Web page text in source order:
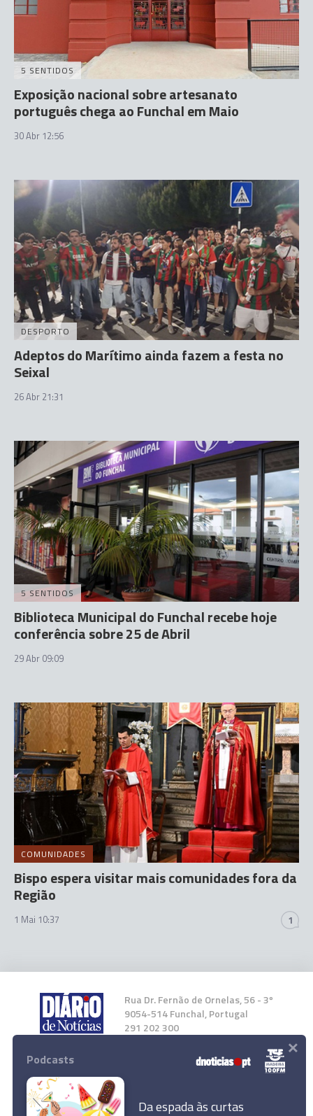
5 SENTIDOS
Exposição nacional sobre artesanato
português chega ao Funchal em Maio
30 Abr 12:56
DESPORTO
Adeptos do Marítimo ainda fazem a festa no
Seixal
26 Abr 21:31
5 SENTIDOS
Biblioteca Municipal do Funchal recebe hoje
conferência sobre 25 de Abril
29 Abr 09:09
COMUNIDADES
Bispo espera visitar mais comunidades fora da
Região
1 Mai 10:37 1
Rua Dr. Fernão de Ornelas, 56 - 3º
9054-514 Funchal, Portugal
291 202 300
Instale a nossa App
Podcasts
Da espada às curtas
×